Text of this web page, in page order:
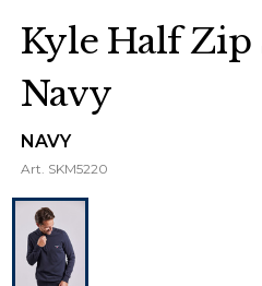
Kyle Half Zip
Navy
NAVY
Art. SKM5220